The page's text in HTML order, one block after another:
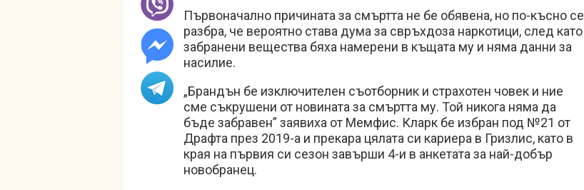
Първоначално причината за смъртта не бе обявена, но по-късно се
разбра, че вероятно става дума за свръхдоза наркотици, след като
забранени вещества бяха намерени в къщата му и няма данни за
насилие.
„Брандън бе изключителен съотборник и страхотен човек и ние
сме съкрушени от новината за смъртта му. Той никога няма да
бъде забравен” заявиха от Мемфис. Кларк бе избран под №21 от
Драфта през 2019-а и прекара цялата си кариера в Гризлис, като в
края на първия си сезон завърши 4-и в анкетата за най-добър
новобранец.